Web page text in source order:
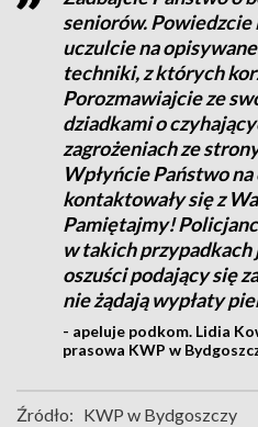
seniorów. Powiedzcie
uczulcie na
techniki, z których
Porozmawiajcie ze
dziadkami o
zagrożeniach ze
Wpłyńcie Państwo
kontaktowały się z
Pamiętajmy!
w takich przypadkach
oszuści podający się
nie żądają wypłaty
- apeluje podkom. Lidia
prasowa KWP w
Źródło: KWP w Bydgoszczy